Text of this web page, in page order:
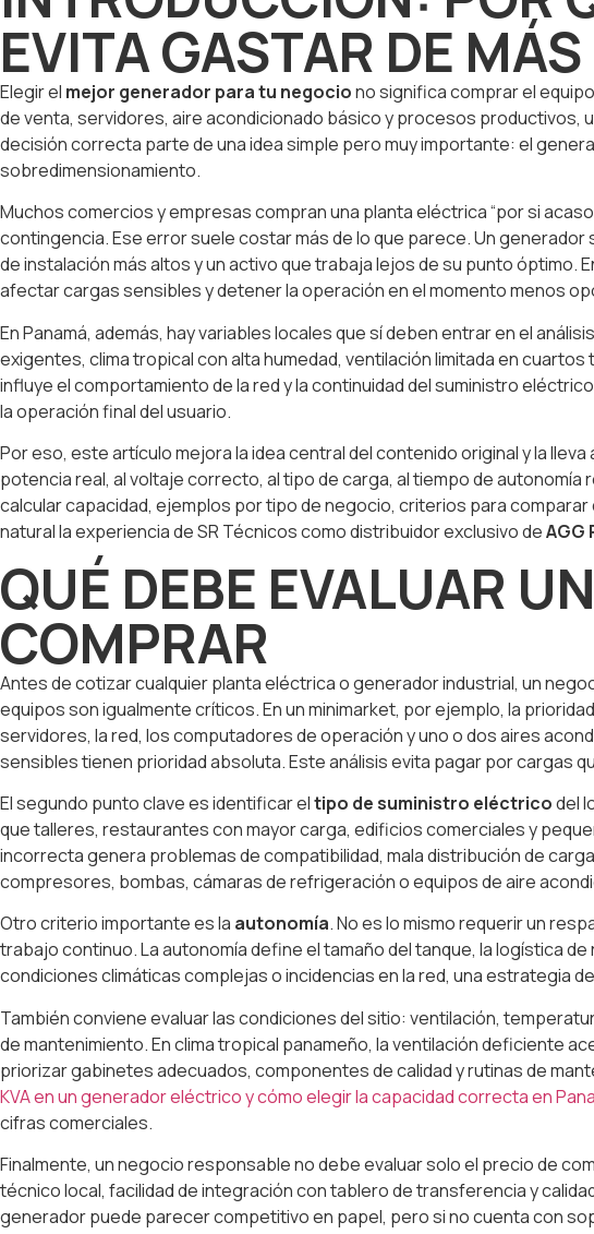
EVITA GASTAR DE MÁS
Elegir el mejor generador para tu negociono significa comprar el
de venta, servidores, aire acondicionado básico y procesos productivos,
decisión correcta parte de una idea simple pero muy importante: el
sobredimensionamiento.
Muchos comercios y empresas compran una planta eléctrica “por si
contingencia. Ese error suele costar más de lo que parece. Un
de instalación más altos y un activo que trabaja lejos de su punto
afectar cargas sensibles y detener la operación en el momento menos
En Panamá, además, hay variables locales que sí deben entrar en el
exigentes, clima tropical con alta humedad, ventilación limitada en
influye el comportamiento de la red y la continuidad del suministro
la operación final del usuario.
Por eso, este artículo mejora la idea central del contenido original y la
potencia real, al voltaje correcto, al tipo de carga, al tiempo de
calcular capacidad, ejemplos por tipo de negocio, criterios para
natural la experiencia de SR Técnicos como distribuidor exclusivo deAGG
QUÉ DEBE EVALUAR
COMPRAR
Antes de cotizar cualquier planta eléctrica o generador industrial, un
equipos son igualmente críticos. En un minimarket, por ejemplo, la
servidores, la red, los computadores de operación y uno o dos aires
sensibles tienen prioridad absoluta. Este análisis evita pagar por cargas
El segundo punto clave es identificar eltipo de suministro eléctricodel
que talleres, restaurantes con mayor carga, edificios comerciales y
incorrecta genera problemas de compatibilidad, mala distribución de
compresores, bombas, cámaras de refrigeración o equipos de aire
Otro criterio importante es la autonomía. No es lo mismo requerir un
trabajo continuo. La autonomía define el tamaño del tanque, la logística
condiciones climáticas complejas o incidencias en la red, una estrategia
También conviene evaluar las condiciones del sitio: ventilación,
de mantenimiento. En clima tropical panameño, la ventilación deficiente
priorizar gabinetes adecuados, componentes de calidad y rutinas de
KVA en un generador eléctrico y cómo elegir la capacidad correcta en
cifras comerciales.
Finalmente, un negocio responsable no debe evaluar solo el precio de
técnico local, facilidad de integración con tablero de transferencia y
generador puede parecer competitivo en papel, pero si no cuenta con